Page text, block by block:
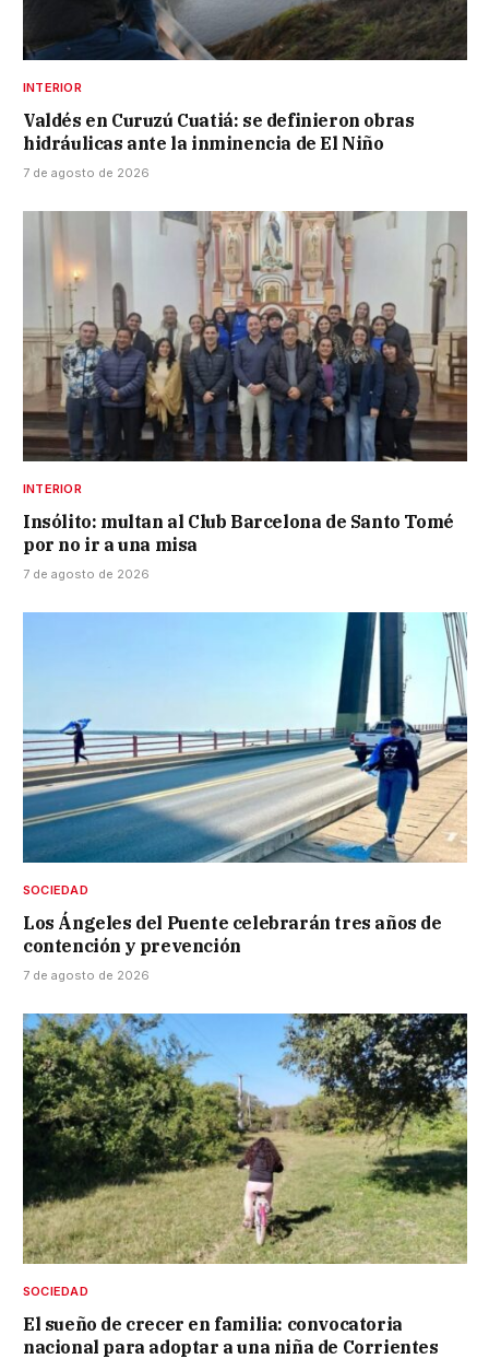
INTERIOR
Valdés en Curuzú Cuatiá: se definieron obras
hidráulicas ante la inminencia de El Niño
7 de agosto de 2026
INTERIOR
Insólito: multan al Club Barcelona de Santo Tomé
por no ir a una misa
7 de agosto de 2026
SOCIEDAD
Los Ángeles del Puente celebrarán tres años de
contención y prevención
7 de agosto de 2026
SOCIEDAD
El sueño de crecer en familia: convocatoria
nacional para adoptar a una niña de Corrientes